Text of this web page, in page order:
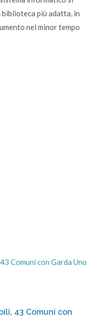
più adatta, in
nel minor tempo
43 Comuni con